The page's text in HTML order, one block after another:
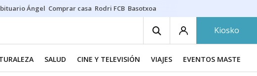
Ángel Comprar casa Rodri FCB Basotxoa
Kiosko
SALUD CINE Y TELEVISIÓN VIAJES EVENTOS